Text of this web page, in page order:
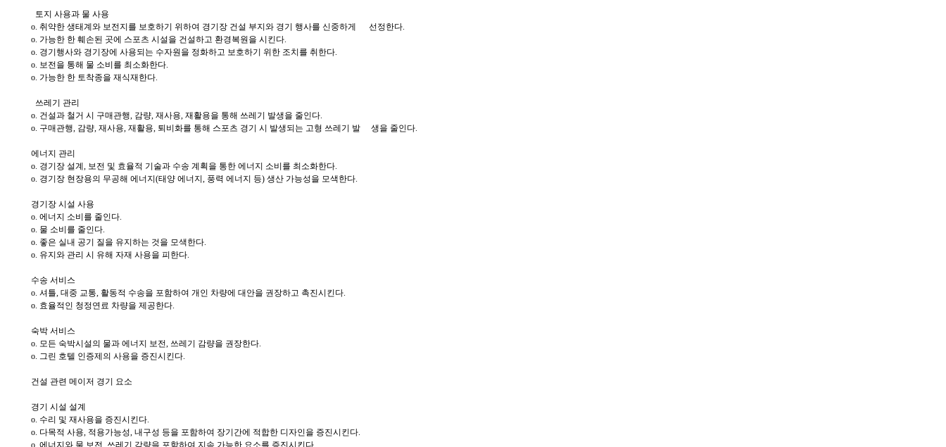
토지 사용과 물 사용
o. 취약한 생태계와 보전지를 보호하기 위하여 경기장 건설 부지와 경기 행사를 신중하게 선정한다.
o. 가능한 한 훼손된 곳에 스포츠 시설을 건설하고 환경복원을 시킨다.
o. 경기행사와 경기장에 사용되는 수자원을 정화하고 보호하기 위한 조치를 취한다.
o. 보전을 통해 물 소비를 최소화한다.
o. 가능한 한 토착종을 재식재한다.
쓰레기 관리
o. 건설과 철거 시 구매관행, 감량, 재사용, 재활용을 통해 쓰레기 발생을 줄인다.
o. 구매관행, 감량, 재사용, 재활용, 퇴비화를 통해 스포츠 경기 시 발생되는 고형 쓰레기 발 생을 줄인다.
에너지 관리
o. 경기장 설계, 보전 및 효율적 기술과 수송 계획을 통한 에너지 소비를 최소화한다.
o. 경기장 현장용의 무공해 에너지(태양 에너지, 풍력 에너지 등) 생산 가능성을 모색한다.
경기장 시설 사용
o. 에너지 소비를 줄인다.
o. 물 소비를 줄인다.
o. 좋은 실내 공기 질을 유지하는 것을 모색한다.
o. 유지와 관리 시 유해 자재 사용을 피한다.
수송 서비스
o. 셔틀, 대중 교통, 활동적 수송을 포함하여 개인 차량에 대안을 권장하고 촉진시킨다.
o. 효율적인 청정연료 차량을 제공한다.
숙박 서비스
o. 모든 숙박시설의 물과 에너지 보전, 쓰레기 감량을 권장한다.
o. 그린 호텔 인증제의 사용을 증진시킨다.
건설 관련 메이저 경기 요소
경기 시설 설계
o. 수리 및 재사용을 증진시킨다.
o. 다목적 사용, 적용가능성, 내구성 등을 포함하여 장기간에 적합한 디자인을 증진시킨다.
o. 에너지와 물 보전, 쓰레기 감량을 포함하여 지속 가능한 요소를 증진시킨다.